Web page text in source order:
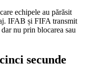
echipele au părăsit
IFAB și FIFA transmit
nu prin blocarea sau
secunde